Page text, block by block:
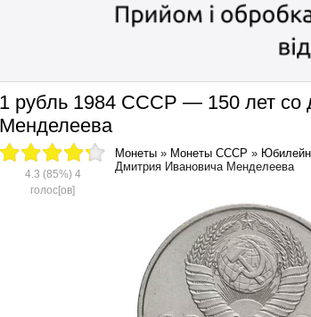
1 рубль 1984 СССР — 150 лет со
Менделеева
4.3 (85%) 4
голос[ов]
Монеты » Монеты СССР »
Дмитрия Ивановича Менделеева